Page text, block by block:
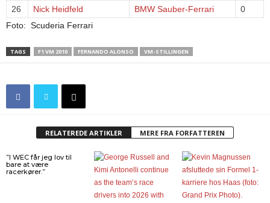
26
Nick Heidfeld BMW Sauber-Ferrari
0
Foto: Scuderia Ferrari
TAGS F1 VM 2010 FERNANDO ALONSO VM-STILLINGEN
RELATEREDE ARTIKLER MERE FRA FORFATTEREN
”I WEC får jeg lov til
bare at være
racerkører.”